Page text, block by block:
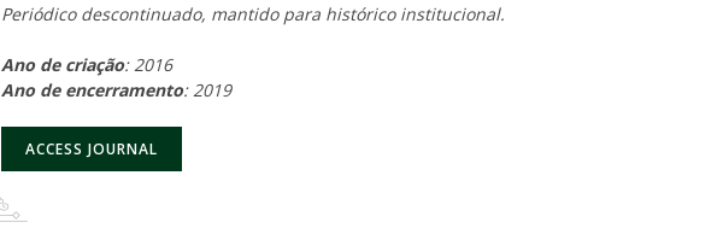
Periódico descontinuado, mantido para histórico institucional.
Ano de criação: 2016
Ano de encerramento: 2019
ACCESS JOURNAL